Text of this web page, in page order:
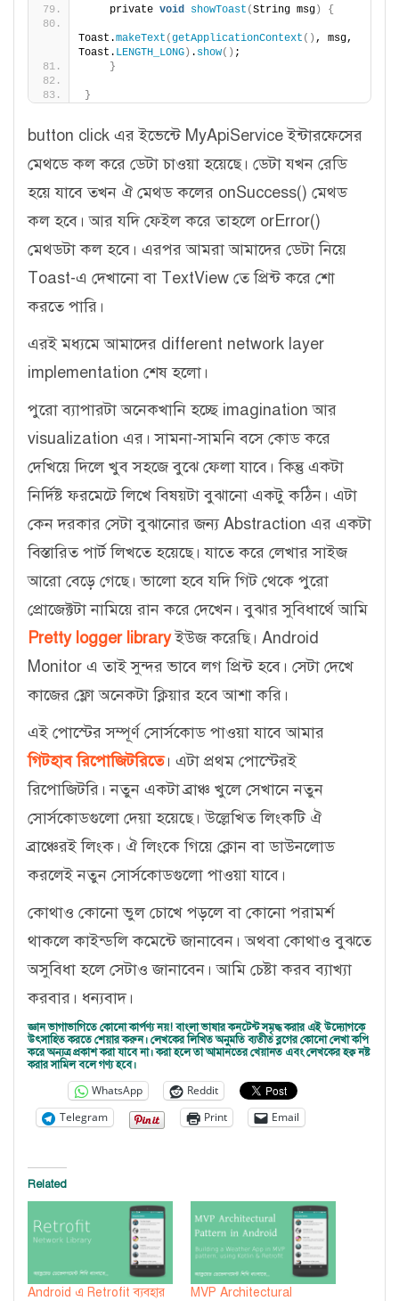
    private
void showToast (String msg) {
Toast.makeText (getApplicationContext () , msg,
Toast. LENGTH_LONG) . show() ;
}
}
button click এর ইভেন্টে MyApiService ইন্টারফেসের
মেথডে কল করে ডেটা চাওয়া হয়েছে। ডেটা যখন রেডি
হয়ে যাবে তখন ঐ মেথড কলের onSuccess() মেথড
কল হবে। আর যদি ফেইল করে তাহলে orError()
মেথডটা কল হবে। এরপর আমরা আমাদের ডেটা নিয়ে
Toast-এ দেখানো বা TextView তে প্রিন্ট করে শো
করতে পারি।
এরই মধ্যমে আমাদের different network layer
implementation শেষ হলো।
পুরো ব্যাপারটা অনেকখানি হচ্ছে imagination আর
visualization এর। সামনা-সামনি বসে কোড করে
দেখিয়ে দিলে খুব সহজে বুঝে ফেলা যাবে। কিন্তু একটা
নির্দিষ্ট ফরমেটে লিখে বিষয়টা বুঝানো একটু কঠিন। এটা
কেন দরকার সেটা বুঝানোর জন্য Abstraction এর একটা
বিস্তারিত পার্ট লিখতে হয়েছে। যাতে করে লেখার সাইজ
আরো বেড়ে গেছে। ভালো হবে যদি গিট থেকে পুরো
প্রোজেক্টটা নামিয়ে রান করে দেখেন। বুঝার সুবিধার্থে আমি
Pretty logger libraryইউজ করেছি। Android
Monitor এ তাই সুন্দর ভাবে লগ প্রিন্ট হবে। সেটা দেখে
কাজের ফ্লো অনেকটা ক্লিয়ার হবে আশা করি।
এই পোস্টের সম্পূর্ণ সোর্সকোড পাওয়া যাবে আমার
গিটহাব রিপোজিটরিতে। এটা প্রথম পোস্টেরই
রিপোজিটরি। নতুন একটা ব্রাঞ্চ খুলে সেখানে নতুন
সোর্সকোডগুলো দেয়া হয়েছে। উল্লেখিত লিংকটি ঐ
ব্রাঞ্চেরই লিংক। ঐ লিংকে গিয়ে ক্লোন বা ডাউনলোড
করলেই নতুন সোর্সকোডগুলো পাওয়া যাবে।
কোথাও কোনো ভুল চোখে পড়লে বা কোনো পরামর্শ
থাকলে কাইন্ডলি কমেন্টে জানাবেন। অথবা কোথাও বুঝতে
অসুবিধা হলে সেটাও জানাবেন। আমি চেষ্টা করব ব্যাখ্যা
করবার। ধন্যবাদ।
জ্ঞান ভাগাভাগিতে কোনো কার্পণ্য নয়! বাংলা ভাষার কনটেন্ট সমৃদ্ধ করার এই উদ্যোগকে
উৎসাহিত করতে শেয়ার করুন। লেখকের লিখিত অনুমতি ব্যতীত ব্লগের কোনো লেখা কপি
করে অন্যত্র প্রকাশ করা যাবে না। করা হলে তা আমানতের খেয়ানত এবং লেখকের হক্ব নষ্ট
করার সামিল বলে গণ্য হবে।
WhatsApp
Reddit
Telegram
Print Email
Related
Android এ Retrofit ব্যবহার
MVP Architectural